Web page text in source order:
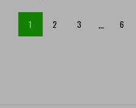
1 2 3 … 6